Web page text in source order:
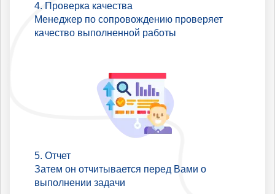
Проверка качества
Менеджер по сопровождению проверяет
качество выполненной работы
Отчет
Затем он отчитывается перед Вами о
выполнении задачи